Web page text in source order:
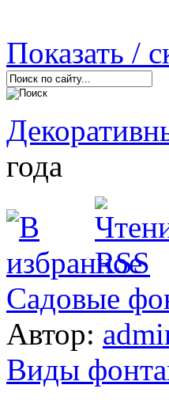
Показать /
года
Садовые
Автор:
Виды